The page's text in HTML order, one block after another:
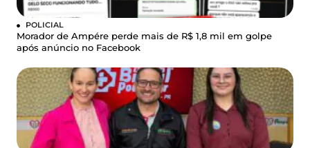
POLICIAL
Morador de Ampére perde mais de R$ 1,8 mil em golpe
após anúncio no Facebook